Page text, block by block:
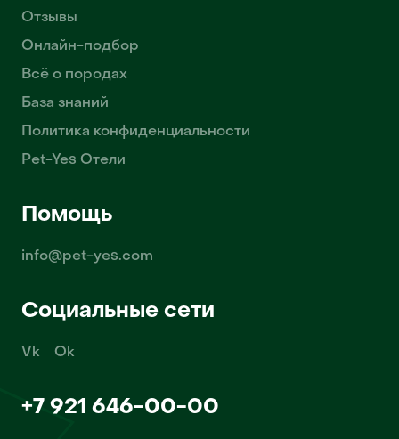
Отзывы
Онлайн-подбор
Всё о породах
База знаний
Политика конфиденциальности
Pet-Yes Отели
Помощь
info@pet-yes.com
Социальные сети
Vk Ok
+7 921 646-00-00